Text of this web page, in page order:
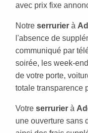
avec prix fixe
Notre serrurier à
l'absence de
communiqué par
soirée, les week-
de votre porte,
totale transparence
Votre serrurier à
une ouverture sans